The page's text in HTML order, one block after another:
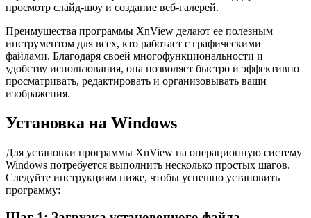
просмотр слайд-шоу и создание веб-галерей.
Преимущества программы XnView делают ее полезным
инструментом для всех, кто работает с графическими
файлами. Благодаря своей многофункциональности и
удобству использования, она позволяет быстро и эффективно
просматривать, редактировать и организовывать ваши
изображения.
Установка на Windows
Для установки программы XnView на операционную систему
Windows потребуется выполнить несколько простых шагов.
Следуйте инструкциям ниже, чтобы успешно установить
программу: